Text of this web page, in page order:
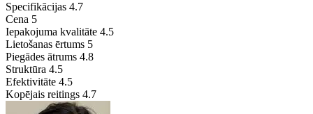
Specifikācijas 4.7
Cena 5
Iepakojuma kvalitāte 4.5
Lietošanas ērtums 5
Piegādes ātrums 4.8
Struktūra 4.5
Efektivitāte 4.5
Kopējais reitings 4.7